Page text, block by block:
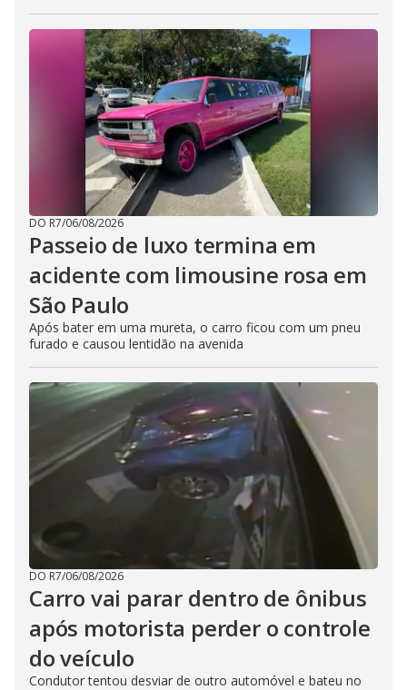
DO R7/06/08/2026
Passeio de luxo termina em
acidente com limousine rosa em
São Paulo
Após bater em uma mureta, o carro ficou com um pneu
furado e causou lentidão na avenida
DO R7/06/08/2026
Carro vai parar dentro de ônibus
após motorista perder o controle
do veículo
Condutor tentou desviar de outro automóvel e bateu no